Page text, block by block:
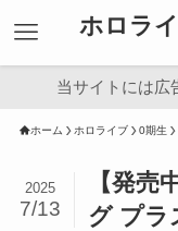
ホロラ
当サイトには広
ホーム ホロライブ 0期生
【発
グ プラ
2025
7/13